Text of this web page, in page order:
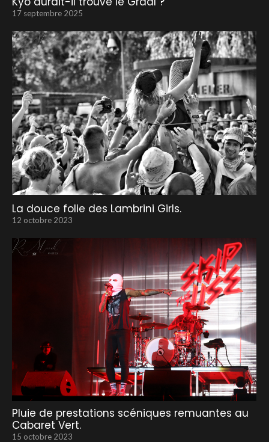
17 septembre 2025
La douce folie des Lambrini Girls.
12 octobre 2023
Pluie de prestations scéniques remuantes au
Cabaret Vert.
15 octobre 2023